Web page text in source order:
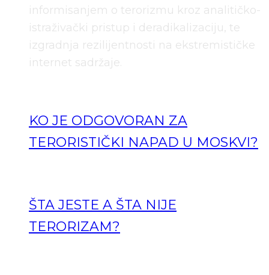
informisanjem o terorizmu kroz analitičko-
istraživački pristup i deradikalizaciju, te
izgradnja rezilijentnosti na ekstremističke
internet sadržaje.
KO JE ODGOVORAN ZA
TERORISTIČKI NAPAD U MOSKVI?
ŠTA JESTE A ŠTA NIJE
TERORIZAM?